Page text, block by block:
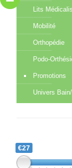
Lits
Mobilité
Orthopédie
Podo-
Promotions
Univers
€27